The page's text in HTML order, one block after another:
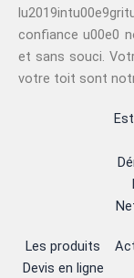
confiance u00e0
et sans souci.
votre toit sont
Les produits
Devis en ligne